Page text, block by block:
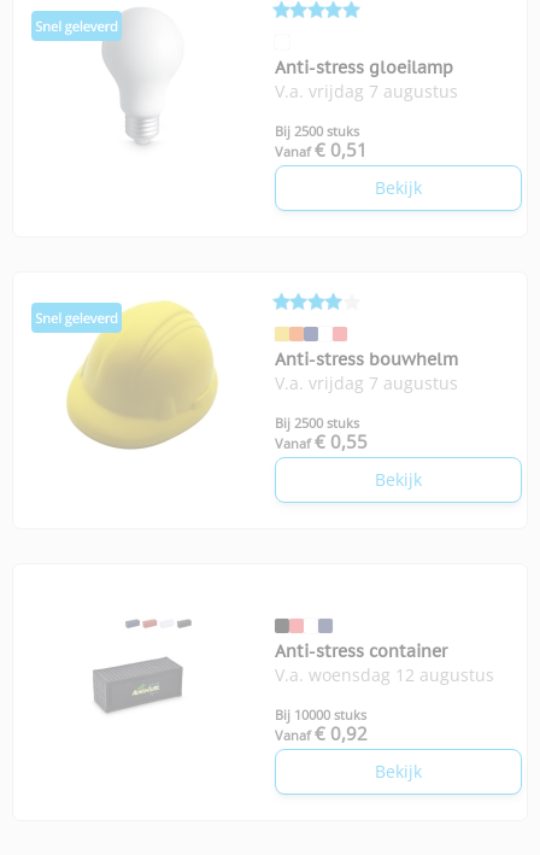
Anti-stress gloeilamp
V.a. vrijdag 7 augustus
Bij 2500 stuks
Vanaf € 0,51
Bekijk
Anti-stress bouwhelm
V.a. vrijdag 7 augustus
Bij 2500 stuks
Vanaf € 0,55
Bekijk
Anti-stress container
V.a. woensdag 12 augustus
Bij 10000 stuks
Vanaf € 0,92
Bekijk